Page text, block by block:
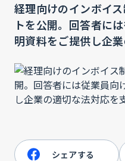
経理向けのインボイ
トを公開。回答者に
明資料をご提供し企
シェアする